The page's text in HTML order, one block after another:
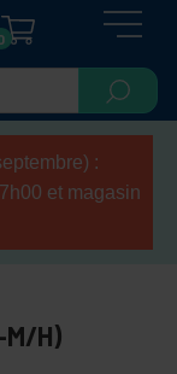
:
et magasin
M/H)